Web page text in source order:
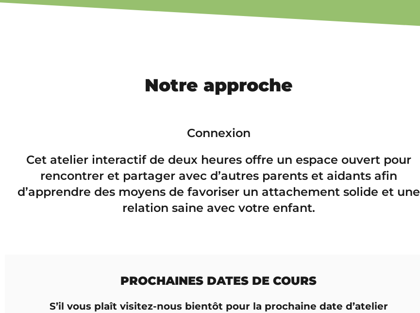
Notre approche
Connexion
Cet atelier interactif de deux heures offre un espace ouvert pour
rencontrer et partager avec d’autres parents et aidants afin
d’apprendre des moyens de favoriser un attachement solide et une
relation saine avec votre enfant.
PROCHAINES DATES DE COURS
S’il vous plaît visitez-nous bientôt pour la prochaine date d’atelier